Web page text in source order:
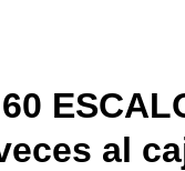
al